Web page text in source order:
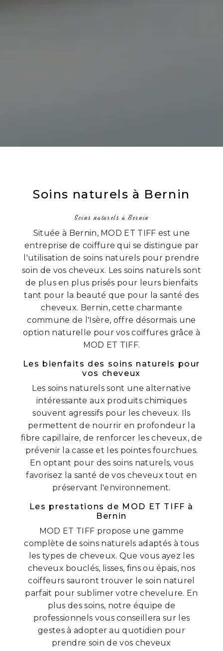
Soins naturels à Bernin
Soins naturels à Bernin
Située à Bernin, MOD ET TIFF est une
entreprise de coiffure qui se distingue par
l'utilisation de soins naturels pour prendre
soin de vos cheveux. Les soins naturels sont
de plus en plus prisés pour leurs bienfaits
tant pour la beauté que pour la santé des
cheveux. Bernin, cette charmante
commune de l'Isère, offre désormais une
option naturelle pour vos coiffures grâce à
MOD ET TIFF.
Les bienfaits des soins naturels pour
vos cheveux
Les soins naturels sont une alternative
intéressante aux produits chimiques
souvent agressifs pour les cheveux. Ils
permettent de nourrir en profondeur la
fibre capillaire, de renforcer les cheveux, de
prévenir la casse et les pointes fourchues.
En optant pour des soins naturels, vous
favorisez la santé de vos cheveux tout en
préservant l'environnement.
Les prestations de MOD ET TIFF à
Bernin
MOD ET TIFF propose une gamme
complète de soins naturels adaptés à tous
les types de cheveux. Que vous ayez les
cheveux bouclés, lisses, fins ou épais, nos
coiffeurs sauront trouver le soin naturel
parfait pour sublimer votre chevelure. En
plus des soins, notre équipe de
professionnels vous conseillera sur les
gestes à adopter au quotidien pour
prendre soin de vos cheveux